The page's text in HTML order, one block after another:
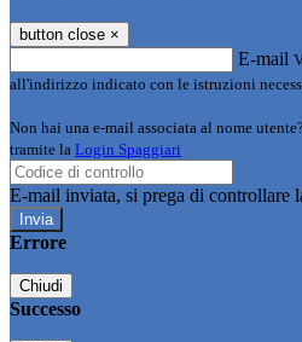
button close ×
E-mail
all'indirizzo indicato con le istruzioni
Non hai una e-mail associata al nome
tramite la Login Spaggiari
E-mail inviata, si prega di controllare
Errore
Chiudi
Successo